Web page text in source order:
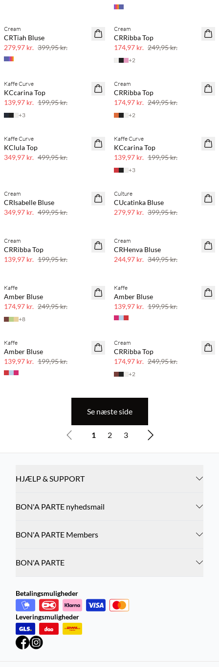
SAVE20
Cream
CRTiah Bluse
279,97 kr. 399,95 kr.
SAVE20
Cream
CRRibba Top
174,97 kr. 249,95 kr.
+2
SAVE20
Kaffe Curve
KCcarina Top
139,97 kr. 199,95 kr.
+3
SAVE20
Cream
CRRibba Top
174,97 kr. 249,95 kr.
+2
SAVE20
Kaffe Curve
KClula Top
349,97 kr. 499,95 kr.
SAVE20
Kaffe Curve
KCcarina Top
139,97 kr. 199,95 kr.
+3
SAVE20
Cream
CRIsabelle Bluse
349,97 kr. 499,95 kr.
SAVE20
Culture
CUcatinka Bluse
279,97 kr. 399,95 kr.
SAVE20
Cream
CRRibba Top
139,97 kr. 199,95 kr.
SAVE20
Cream
CRHenva Bluse
244,97 kr. 349,95 kr.
SAVE20
Kaffe
Amber Bluse
174,97 kr. 249,95 kr.
+8
SAVE20
Kaffe
Amber Bluse
139,97 kr. 199,95 kr.
SAVE20
Kaffe
Amber Bluse
139,97 kr. 199,95 kr.
SAVE20
Cream
CRRibba Top
174,97 kr. 249,95 kr.
+2
Se næste side
1 2 3
HJÆLP & SUPPORT
BON'A PARTE nyhedsmail
BON'A PARTE Members
BON'A PARTE
Betalingsmuligheder
Leveringsmuligheder